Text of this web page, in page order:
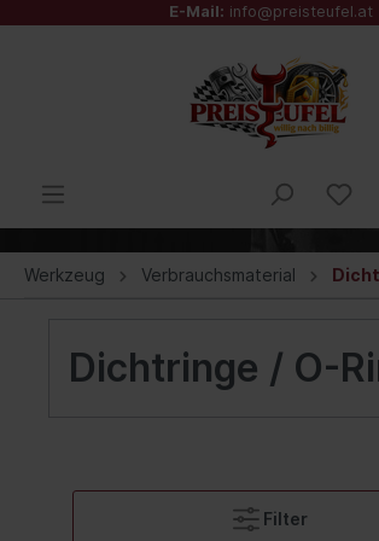
E-Mail: info@preisteufel.at
Werkzeug Verbrauchsmaterial
Dichtringe / O-
Filter